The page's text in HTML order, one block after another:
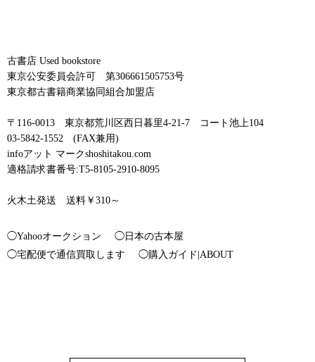
古書店 Used bookstore
東京公安委員会許可 第306661505753号
東京都古書籍商業協同組合加盟店
〒116-0013 東京都荒川区西日暮里4-21-7 コート池上104
03-5842-1552 (FAX兼用)
infoアット マークshoshitakou.com
適格請求書番号:T5-8105-2910-8095
火木土発送 送料￥310～
◯Yahooオークション
◯日本の古本屋
◯宅配便で通信買取します
◯購入ガイド|ABOUT